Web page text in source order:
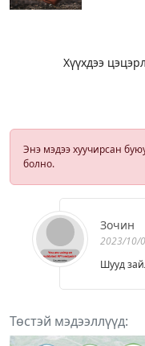
Хүүхдээ
Энэ мэдээ хуучирсан
болно.
Зочин
2023/10/
Шууд
Төстэй мэдээллүүд: